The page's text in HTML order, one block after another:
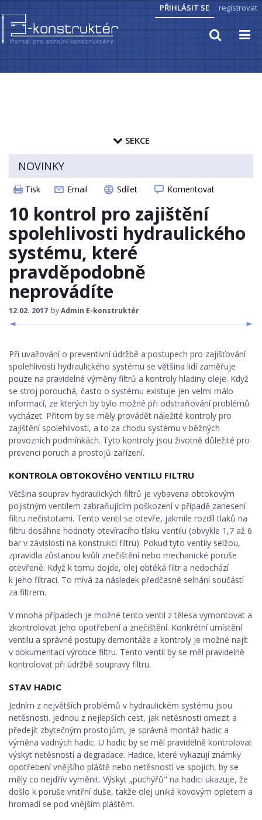
PŘIHLÁSIT SE registrovat
PŘEVODY JEDNOTEK
CAD MODELY
STROJNICKÉ TABULKY
SEKCE
SENZORIKA
ZAJÍMAVOSTI
STROJNÍ KOMPONENTY
ROBOTIKA, ŘÍDÍCÍ SYSTÉMY
KONSTRUKCE
BEZPEČNOST STROJŮ
NOVINKY
Tisk Email Sdílet Komentovat
10 kontrol pro zajištění
spolehlivosti hydraulického
systému, které
pravděpodobně
neprovádíte
12.02. 2017 byAdmin E-konstruktér
Při uvažování o preventivní údržbě a postupech pro zajišťování
spolehlivosti hydraulického systému se většina lidí zaměřuje
pouze na pravidelné výměny filtrů a kontroly hladiny oleje. Když
se stroj porouchá, často o systému existuje jen velmi málo
informací, ze kterých by bylo možné při odstraňování problémů
vycházet. Přitom by se měly provádět náležité kontroly pro
zajištění spolehlivosti, a to za chodu systému v běžných
provozních podmínkách. Tyto kontroly jsou životně důležité pro
prevenci poruch a prostojů zařízení.
KONTROLA OBTOKOVÉHO VENTILU FILTRU
Většina souprav hydraulických filtrů je vybavena obtokovým
pojistným ventilem zabraňujícím poškození v případě zanesení
filtru nečistotami. Tento ventil se otevře, jakmile rozdíl tlaků na
filtru dosáhne hodnoty otevíracího tlaku ventilu (obvykle 1,7 až 6
bar v závislosti na konstrukci filtru). Pokud tyto ventily selžou,
zpravidla zůstanou kvůli znečištění nebo mechanické poruše
otevřené. Když k tomu dojde, olej obtéká filtr a nedochází
k jeho filtraci. To mívá za následek předčasné selhání součástí
za filtrem.
V mnoha případech je možné tento ventil z tělesa vymontovat a
zkontrolovat jeho opotřebení a znečištění. Konkrétní umístění
ventilu a správné postupy demontáže a kontroly je možné najít
v dokumentaci výrobce filtru. Tento ventil by se měl pravidelně
kontrolovat při údržbě soupravy filtru.
STAV HADIC
Jedním z největších problémů v hydraulickém systému jsou
netěsnosti. Jednou z nejlepších cest, jak netěsnosti omezit a
předejít zbytečným prostojům, je správná montáž hadic a
výměna vadných hadic. U hadic by se měl pravidelně kontrolovat
výskyt netěsností a degradace. Hadice, které vykazují známky
opotřebení vnějšího pláště nebo netěsností ve spojích, by se
měly co nejdřív vyměnit. Výskyt „puchýřů" na hadici ukazuje, že
došlo k poruše vnitřní duše, takže olej uniká kovovým opletem a
hromadí se pod vnějším pláštěm.